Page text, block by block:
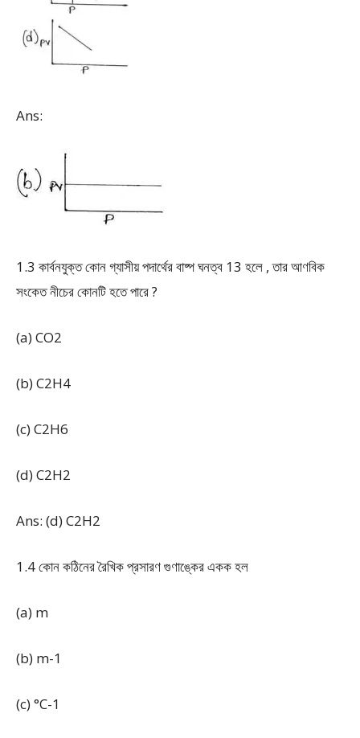
Ans:
1.3 কার্বনযুক্ত কোন গ্যাসীয় পদার্থের বাষ্প ঘনত্ব 13 হলে , তার আণবিক
সংকেত নীচের কোনটি হতে পারে ?
(a) CO2
(b) C2H4
(c) C2H6
(d) C2H2
Ans: (d) C2H2
1.4 কোন কঠিনের রৈখিক প্রসারণ গুণাঙ্কের একক হল
(a) m
(b) m-1
(c) °C-1